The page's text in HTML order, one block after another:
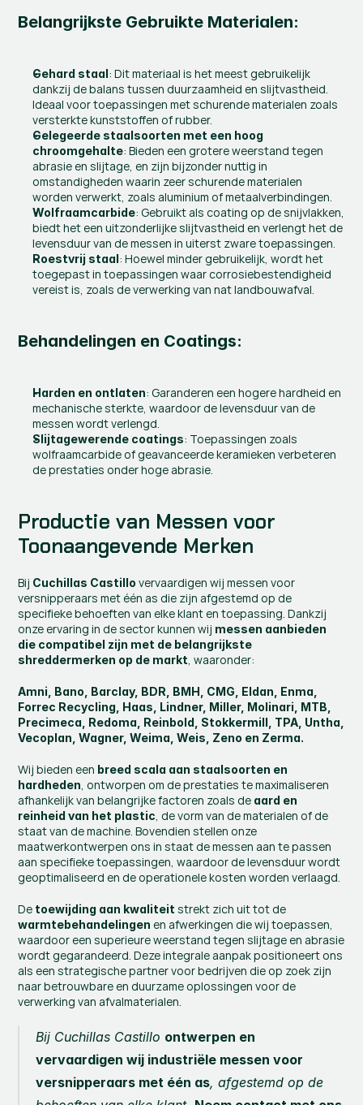
Belangrijkste Gebruikte Materialen:
Gehard staal: Dit materiaal is het meest gebruikelijk
dankzij de balans tussen duurzaamheid en slijtvastheid.
Ideaal voor toepassingen met schurende materialen zoals
versterkte kunststoffen of rubber.
Gelegeerde staalsoorten met een hoog
chroomgehalte: Bieden een grotere weerstand tegen
abrasie en slijtage, en zijn bijzonder nuttig in
omstandigheden waarin zeer schurende materialen
worden verwerkt, zoals aluminium of metaalverbindingen.
Wolfraamcarbide: Gebruikt als coating op de snijvlakken,
biedt het een uitzonderlijke slijtvastheid en verlengt het de
levensduur van de messen in uiterst zware toepassingen.
Roestvrij staal: Hoewel minder gebruikelijk, wordt het
toegepast in toepassingen waar corrosiebestendigheid
vereist is, zoals de verwerking van nat landbouwafval.
Behandelingen en Coatings:
Harden en ontlaten: Garanderen een hogere hardheid en
mechanische sterkte, waardoor de levensduur van de
messen wordt verlengd.
Slijtagewerende coatings: Toepassingen zoals
wolfraamcarbide of geavanceerde keramieken verbeteren
de prestaties onder hoge abrasie.
Productie van Messen voor
Toonaangevende Merken
Bij Cuchillas Castillo vervaardigen wij messen voor
versnipperaars met één as die zijn afgestemd op de
specifieke behoeften van elke klant en toepassing. Dankzij
onze ervaring in de sector kunnen wij messen aanbieden
die compatibel zijn met de belangrijkste
shreddermerken op de markt, waaronder:
Amni, Bano, Barclay, BDR, BMH, CMG, Eldan, Enma,
Forrec Recycling, Haas, Lindner, Miller, Molinari, MTB,
Precimeca, Redoma, Reinbold, Stokkermill, TPA, Untha,
Vecoplan, Wagner, Weima, Weis, Zeno en Zerma.
Wij bieden een breed scala aan staalsoorten en
hardheden, ontworpen om de prestaties te maximaliseren
afhankelijk van belangrijke factoren zoals de aard en
reinheid van het plastic, de vorm van de materialen of de
staat van de machine. Bovendien stellen onze
maatwerkontwerpen ons in staat de messen aan te passen
aan specifieke toepassingen, waardoor de levensduur wordt
geoptimaliseerd en de operationele kosten worden verlaagd.
De toewijding aan kwaliteit
warmtebehandelingen en afwerkingen die wij toepassen,
waardoor een superieure weerstand tegen slijtage en abrasie
wordt gegarandeerd. Deze integrale aanpak positioneert ons
als een strategische partner voor bedrijven die op zoek zijn
naar betrouwbare en duurzame oplossingen voor de
verwerking van afvalmaterialen.
Bij Cuchillas Castillo ontwerpen en
vervaardigen wij industriële messen voor
versnipperaars met één as, afgestemd op de